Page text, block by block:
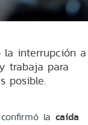
la interrupción a
trabaja para
posible.
confirmó la caída